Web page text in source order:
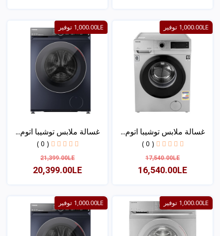
عرض عرض
1,000.00LE توفير
غسالة ملابس توشيبا اتوم...
( 0 )
17,540.00LE
16,540.00LE
عرض
1,000.00LE توفير
غسالة ملابس توشيبا اتوم...
( 0 )
21,399.00LE
20,399.00LE
عرض
1,000.00LE توفير 1,000.00LE توفير